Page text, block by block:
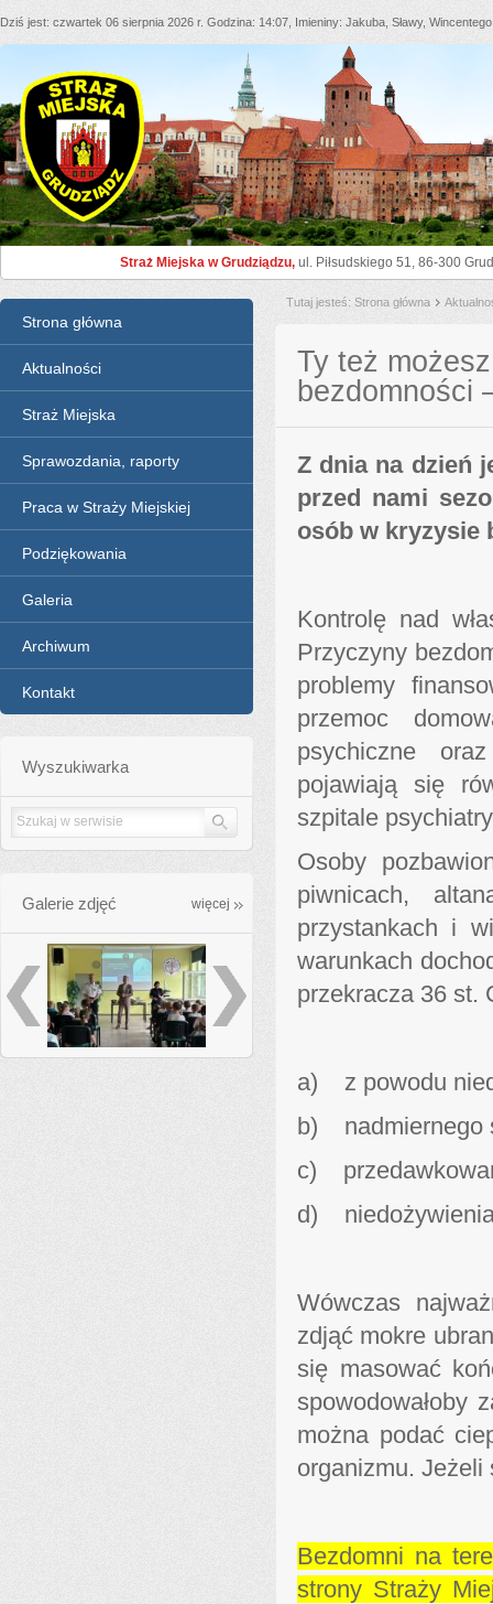
Dziś jest czwartek 06 sierpnia 2026 r. Godzina 14:07 Imieniny Jakuba, Sławy, Wincentego
Straż Miejska Grudziądz
Straż Miejska w Grudziądzu, ul. Piłsudskiego 51, 86-300
Tutaj jesteś Strona główna
Menu
Strona główna
Aktualności
Straż Miejska
Sprawozdania, raporty
Praca w Straży Miejskiej
Podziękowania
Galeria
Archiwum
Kontakt
Wyszukiwarka
Galerie zdjęć więcej galleries_more
poprzednie następne
Ty też
bezdomności
Z dnia na dzień
przed nami
osób w kryzysie
Kontrolę nad
Przyczyny
problemy
przemoc
psychiczne
pojawiają się
szpitale
Osoby
piwnicach,
przystankach i
warunkach
przekracza 36 st.
a) z powodu
b) nadmiernego
c)
d)
Wówczas
zdjąć mokre
się masować
spowodowałoby
można podać
organizmu.
Bezdomni na
strony Straży